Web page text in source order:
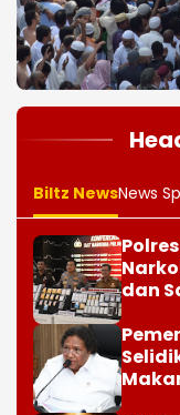
Biltz NewsNews
dan